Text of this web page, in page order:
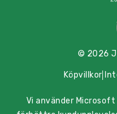
© 2026
Köpvillkor
Vi använder